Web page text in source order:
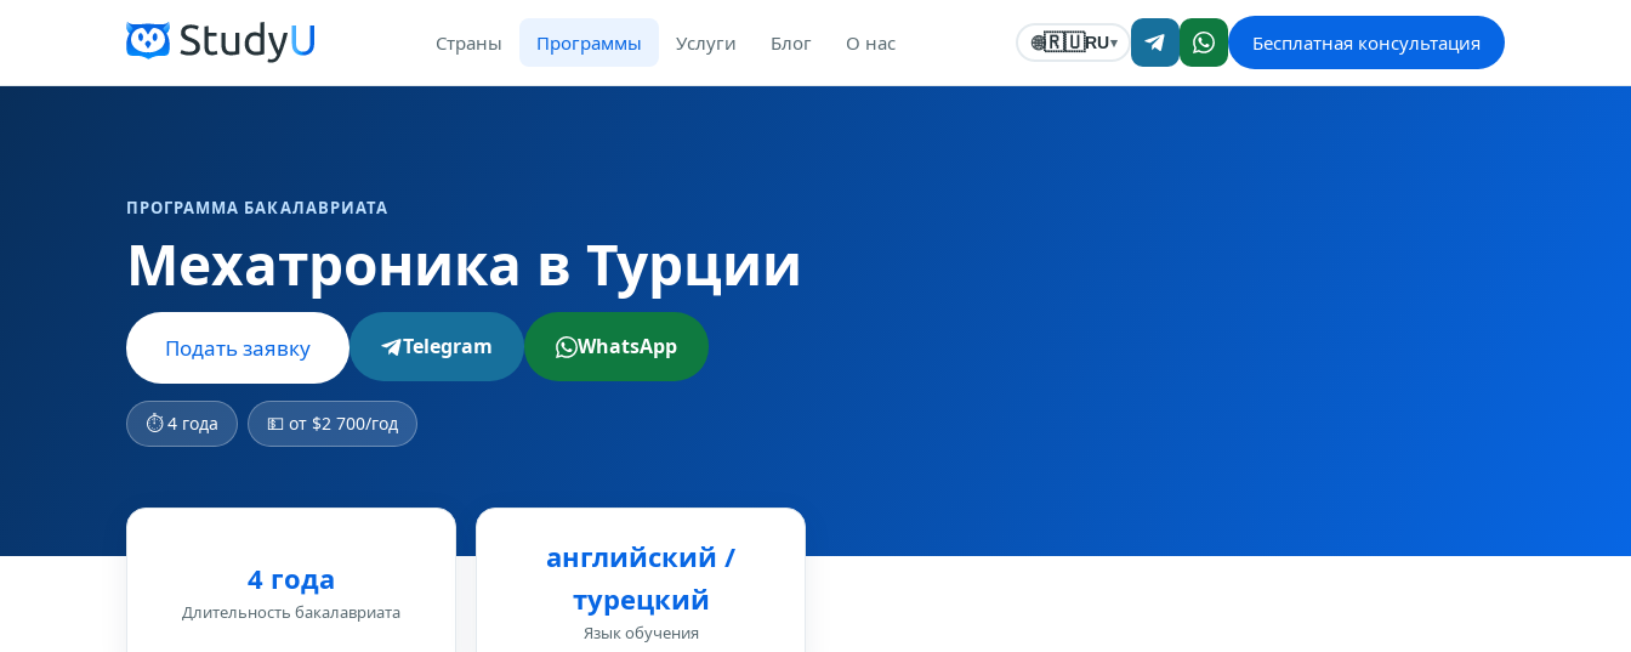
Страны Программы Услуги Блог О нас 🌐🇷🇺RU▾ Бесплатная консультация
ПРОГРАММА БАКАЛАВРИАТА
Мехатроника в Турции
Подать заявку Telegram WhatsApp
⏱ 4 года 💵 от $2 700/год
4 года
Длительность бакалавриата
английский /
турецкий
Язык обучения